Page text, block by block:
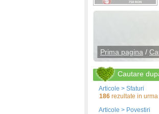
Prima pagina /
Cautare
Articole > Sfaturi
186 rezultate in
Articole > Povestiri